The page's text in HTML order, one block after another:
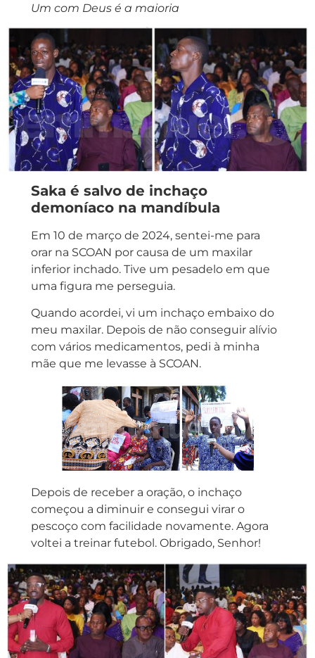
Um com Deus é a maioria
Saka é salvo de inchaço
demoníaco na mandíbula
Em 10 de março de 2024, sentei-me para
orar na SCOAN por causa de um maxilar
inferior inchado. Tive um pesadelo em que
uma figura me perseguia.
Quando acordei, vi um inchaço embaixo do
meu maxilar. Depois de não conseguir alívio
com vários medicamentos, pedi à minha
mãe que me levasse à SCOAN.
Depois de receber a oração, o inchaço
começou a diminuir e consegui virar o
pescoço com facilidade novamente. Agora
voltei a treinar futebol. Obrigado, Senhor!